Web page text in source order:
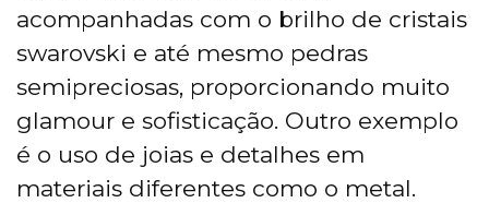
acompanhadas com o brilho de cristais
swarovski e até mesmo pedras
semipreciosas, proporcionando muito
glamour e sofisticação. Outro exemplo
é o uso de joias e detalhes em
materiais diferentes como o metal.